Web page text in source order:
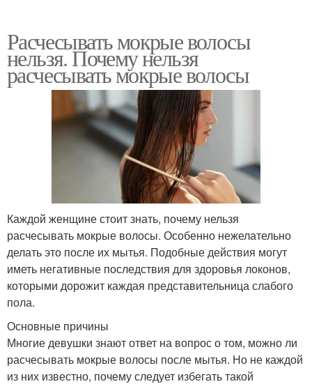
Расчесывать мокрые волосы
нельзя. Почему нельзя
расчесывать мокрые волосы
Каждой женщине стоит знать, почему нельзя
расчесывать мокрые волосы. Особенно нежелательно
делать это после их мытья. Подобные действия могут
иметь негативные последствия для здоровья локонов,
которыми дорожит каждая представительница слабого
пола.
Основные причины
Многие девушки знают ответ на вопрос о том, можно ли
расчесывать мокрые волосы после мытья. Но не каждой
из них известно, почему следует избегать такой